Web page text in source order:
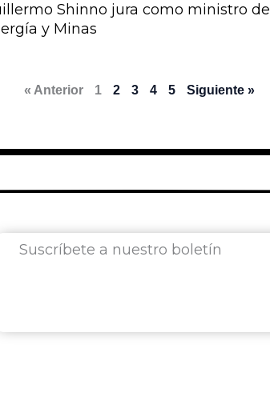
Shinno jura como ministro de
y Minas
« Anterior 1 2 3 4 5 Siguiente »
Suscríbete a nuestro boletín